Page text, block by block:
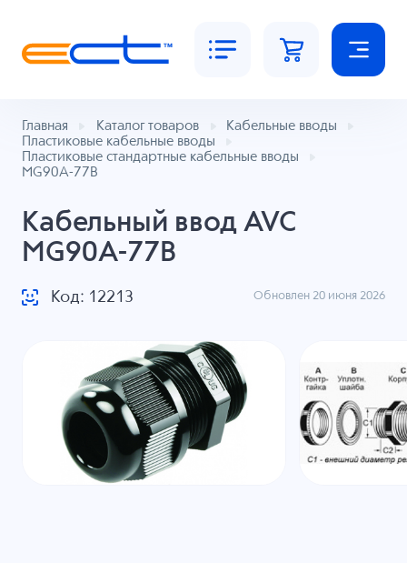
Главная Каталог товаров
Кабельные вводы
Пластиковые кабельные вводы
Пластиковые стандартные кабельные вводы
MG90A-77B
Кабельный ввод AVC
MG90A-77B
Код: 12213 Обновлен 20 июня 2026